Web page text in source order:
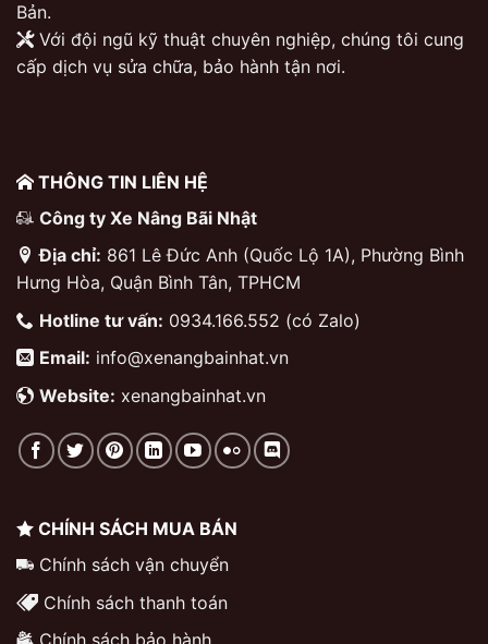
Bản.
Với đội ngũ kỹ thuật chuyên nghiệp, chúng tôi cung
cấp dịch vụ sửa chữa, bảo hành tận nơi.
THÔNG TIN LIÊN HỆ
Công ty Xe Nâng Bãi Nhật
Địa chỉ: 861 Lê Đức Anh (Quốc Lộ 1A), Phường Bình
Hưng Hòa, Quận Bình Tân, TPHCM
Hotline tư vấn: 0934.166.552 (có Zalo)
Email: info@xenangbainhat.vn
Website: xenangbainhat.vn
CHÍNH SÁCH MUA BÁN
Chính sách vận chuyển
Chính sách thanh toán